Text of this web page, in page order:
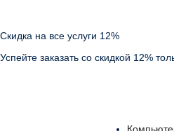
Скидка на все услуги 12%
Успейте заказать со скидкой 12%